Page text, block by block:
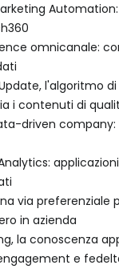
omnicanale:
l'algoritmo di
i contenuti di
driven company:
via preferenziale
in azienda
la conoscenza
e